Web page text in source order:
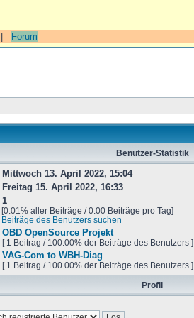
Forum
Benutzer-Statistik
Mittwoch 13. April 2022, 15:04
Freitag 15. April 2022, 16:33
1
[0.01% aller Beiträge / 0.00 Beiträge pro Tag]
Beiträge des Benutzers suchen
OBD OpenSource Projekt
[ 1 Beitrag / 100.00% der Beiträge des Benutzers ]
VAG-Com to WBH-Diag
[ 1 Beitrag / 100.00% der Beiträge des Benutzers ]
Profil